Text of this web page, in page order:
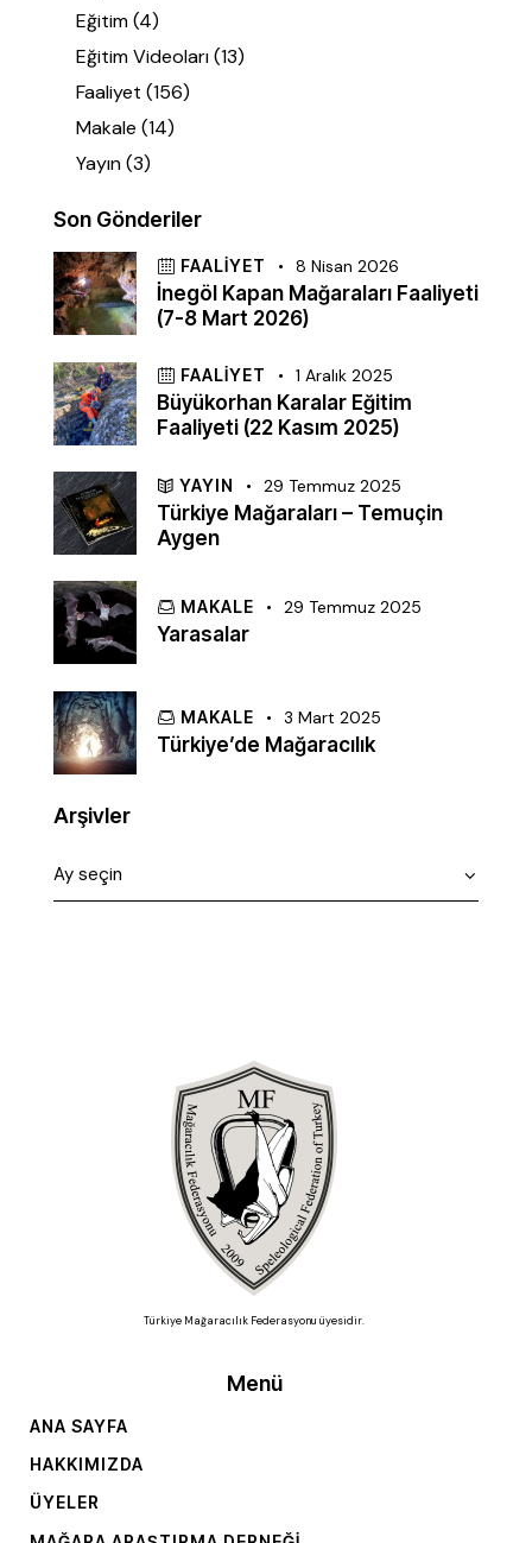
Eğitim(4)
Eğitim Videoları(13)
Faaliyet (156)
Makale (14)
Yayın(3)
Son Gönderiler
FAALIYET 8 Nisan 2026
İnegöl Kapan Mağaraları Faaliyeti
(7-8 Mart 2026)
FAALIYET 1 Aralık 2025
Büyükorhan Karalar Eğitim
Faaliyeti (22 Kasım 2025)
YAYIN 29 Temmuz 2025
Türkiye Mağaraları – Temuçin
Aygen
MAKALE 29 Temmuz 2025
Yarasalar
MAKALE 3 Mart 2025
Türkiye’de Mağaracılık
Arşivler
Türkiye Mağaracılık Federasyonu üyesidir.
Menü
ANA SAYFA
HAKKIMIZDA
ÜYELER